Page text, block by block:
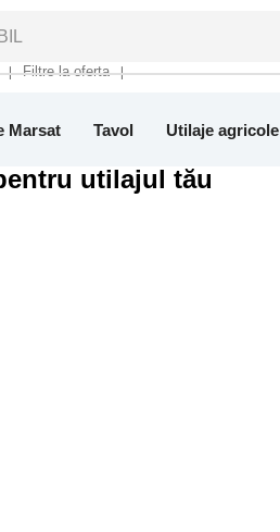
❘ Filtre la oferta ❘
Marsat Tavol Utilaje agricole
utilajul tău